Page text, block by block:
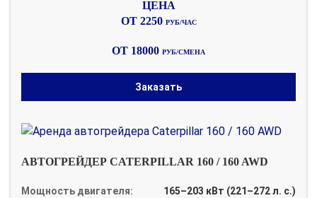
ОТ 2250 РУБ/ЧАС
ОТ 18000 РУБ/СМЕНА
Заказать
АВТОГРЕЙДЕР CATERPILLAR 160 / 160 AWD
Мощность двигателя:
165–203 кВт (221–272 л. с.)